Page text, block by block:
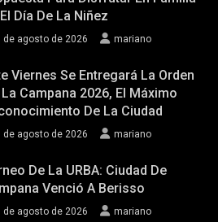
Día De La Niñez
de agosto de 2026 mariano
Viernes Se Entregará La Orden
La Campana 2026, El Máximo
De La Ciudad
de agosto de 2026 mariano
De La URBA: Ciudad De
Venció A Berisso
de agosto de 2026 mariano